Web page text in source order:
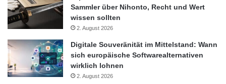
Viele Unternehmen bevorzugen Lösungen, die sich auch von
ihrem optischen Erscheinungsbild her nahtlos in die vorhandene
IT-Infrastruktur einfügen. Ein Conferencing-Tool, das mit einer
individuell angepassten Benutzeroberfläche sowie integriertem
Logo auf das Corporate Design abgestimmt ist, kann außerdem
gerade für externe Mitarbeiter außerhalb der Firmenzentrale
Sammler über Nihonto, Recht und Wert
wissen sollten
2. August 2026
Digitale Souveränität im Mittelstand: Wann
sich europäische Softwarealternativen
wirklich lohnen
2. August 2026